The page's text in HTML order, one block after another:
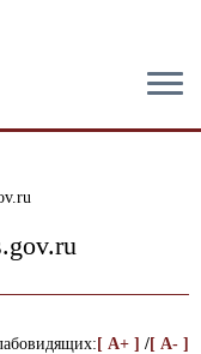
[ A+ ] /[ A- ]